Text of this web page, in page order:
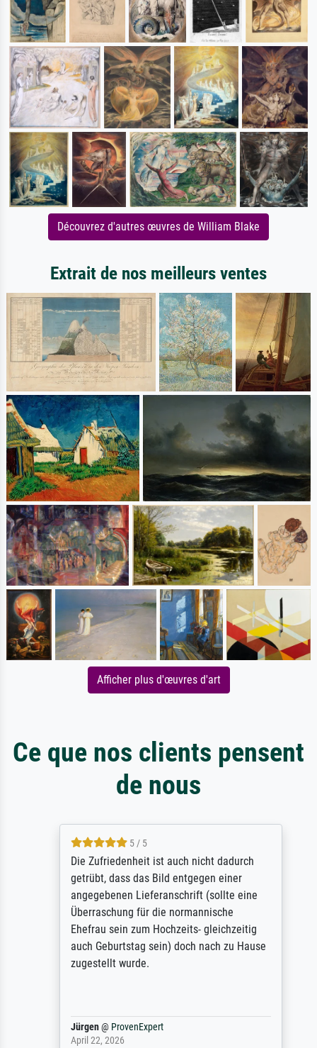
Découvrez d'autres œuvres de William Blake
Extrait de nos meilleurs ventes
Afficher plus d'œuvres d'art
Ce que nos clients pensent
de nous
5 / 5
Die Zufriedenheit ist auch nicht dadurch
getrübt, dass das Bild entgegen einer
angegebenen Lieferanschrift (sollte eine
Überraschung für die normannische
Ehefrau sein zum Hochzeits- gleichzeitig
auch Geburtstag sein) doch nach zu Hause
zugestellt wurde.
Jürgen@ProvenExpert
April 22, 2026